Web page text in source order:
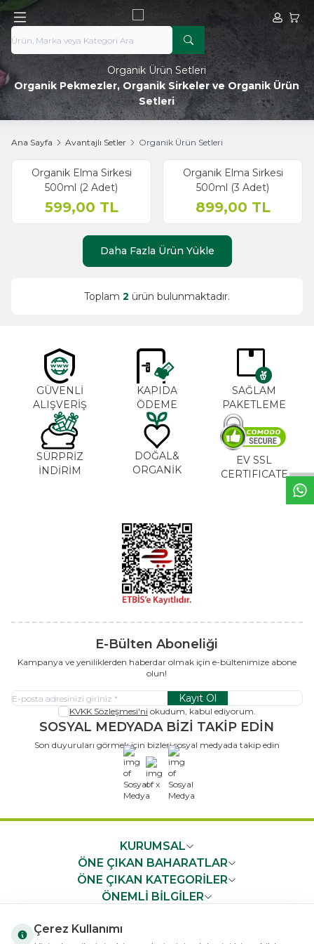
Hesabım
Organik Ürün Setleri
Organik Pekmezler, Organik Sirkeler ve Organik Ürün
Setleri
Ana Sayfa Avantajlı Setler Organik Ürün Setleri
Organik Elma Sirkesi
500ml (2 Adet)
599,00 TL
Organik Elma Sirkesi
500ml (3 Adet)
899,00 TL
Daha Fazla Ürün Yükle
Toplam 2 ürün bulunmaktadır.
GÜVENLİ
ALIŞVERİŞ
KAPIDA
ÖDEME
SAĞLAM
PAKETLEME
SÜRPRİZ
İNDİRİM
DOĞAL&
ORGANİK
EV SSL
CERTIFICATE
E-Bülten Aboneliği
Kampanya ve yeniliklerden haberdar olmak için e-bültenimize abone
olun!
Kayıt Ol
KVKK Sözleşmesi'ni okudum, kabul ediyorum.
SOSYAL MEDYADA BİZİ TAKİP EDİN
Son duyuruları görmek için bizleri sosyal medyada takip edin
x
KURUMSAL
ÖNE ÇIKAN BAHARATLAR
ÖNE ÇIKAN KATEGORİLER
ÖNEMLİ BİLGİLER
Çerez Kullanımı